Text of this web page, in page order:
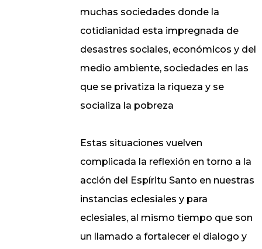
muchas sociedades donde la
cotidianidad esta impregnada de
desastres sociales, económicos y del
medio ambiente, sociedades en las
que se privatiza la riqueza y se
socializa la pobreza
Estas situaciones vuelven
complicada la reflexión en torno a la
acción del Espíritu Santo en nuestras
instancias eclesiales y para
eclesiales, al mismo tiempo que son
un llamado a fortalecer el dialogo y